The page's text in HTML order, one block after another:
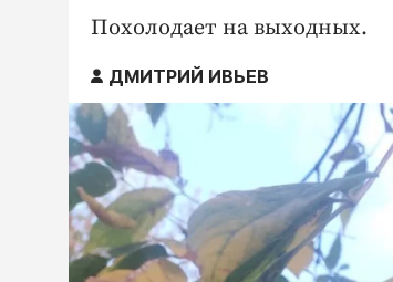
Похолодает на выходных.
ДМИТРИЙ ИВЬЕВ